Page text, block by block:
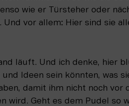
wie er Türsteher oder
Und vor allem: Hier sind sie
läuft. Und ich denke, hier
Ideen sein könnten, was
damit ihm nicht noch vor
wird. Geht es dem Pudel so